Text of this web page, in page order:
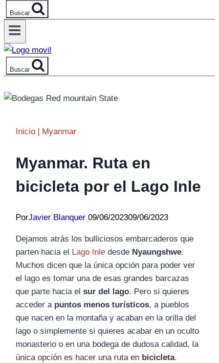
Buscar
Buscar
Inicio Myanmar
Myanmar. Ruta en
bicicleta por el Lago Inle
PorJavier Blanquer 09/06/202309/06/2023
Dejamos atrás los bulliciosos embarcaderos que
parten hacia el
Lago Inle desde Nyaungshwe.
Muchos dicen que la única opción para poder ver
el lago es tomar una de esas grandes barcazas
que parte hacia el sur del lago. Pero si quieres
acceder a puntos menos turísticos, a pueblos
que nacen en la montaña y acaban en la orilla del
lago o simplemente si quieres acabar en un oculto
monasterio o en una bodega de dudosa calidad, la
única opción es hacer una ruta en bicicleta.